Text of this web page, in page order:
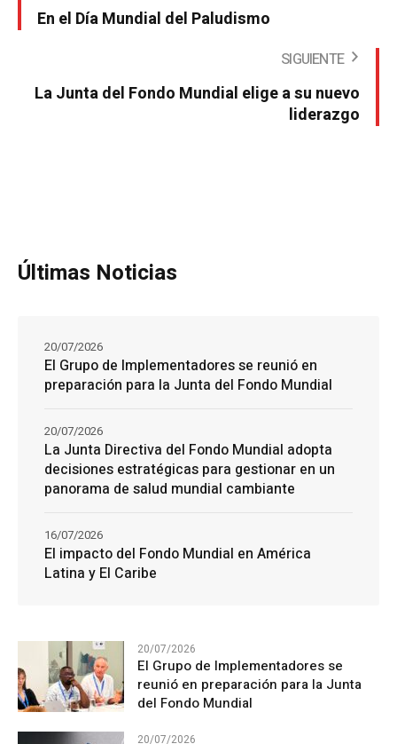
En el Día Mundial del Paludismo
SIGUIENTE
La Junta del Fondo Mundial elige a su nuevo
liderazgo
Últimas Noticias
El Grupo de Implementadores se reunió en
preparación para la Junta del Fondo Mundial
20/07/2026
La Junta Directiva del Fondo Mundial adopta
decisiones estratégicas para gestionar en un
panorama de salud mundial cambiante
20/07/2026
El impacto del Fondo Mundial en América
Latina y El Caribe
16/07/2026
20/07/2026
El Grupo de Implementadores se
reunió en preparación para la Junta
del Fondo Mundial
20/07/2026